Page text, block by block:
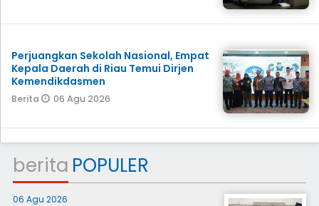
Perjuangkan Sekolah Nasional, Empat
Kepala Daerah di Riau Temui Dirjen
Kemendikdasmen
Berita 06 Agu 2026
berita POPULER
06 Agu 2026